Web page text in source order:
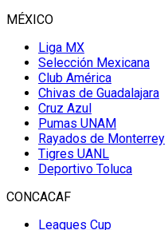
MÉXICO
Liga MX
Selección Mexicana
Club América
Chivas de Guadalajara
Cruz Azul
Pumas UNAM
Rayados de Monterrey
Tigres UANL
Deportivo Toluca
CONCACAF
Leagues Cup